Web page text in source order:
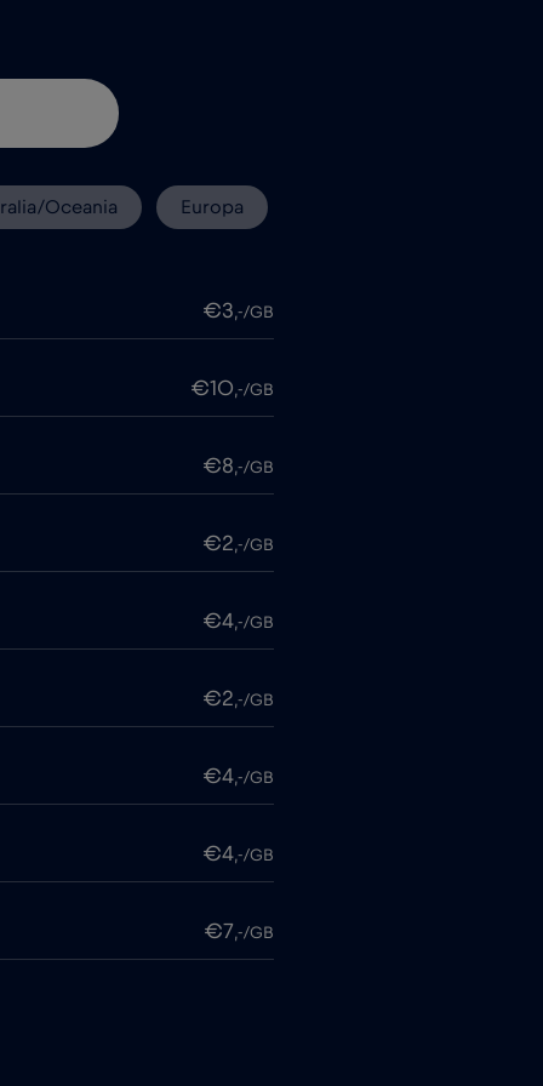
Oceania Europa
€3,-/GB
€10,-/GB
€8,-/GB
€2,-/GB
€4,-/GB
€2,-/GB
€4,-/GB
€4,-/GB
€7,-/GB